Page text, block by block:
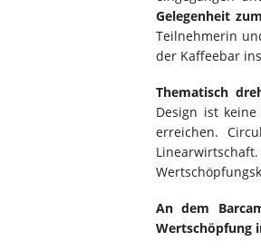
Gelegenheit
Teilnehmerin
der Kaffeebar
Thematisch
Design ist
erreichen.
An dem
Wertschöpfung